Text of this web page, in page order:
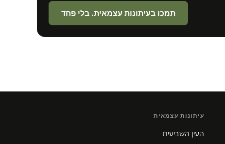
תמכו בעיתונות עצמאית. בלי פחד
עיתונות עצמאית
העין השביעית